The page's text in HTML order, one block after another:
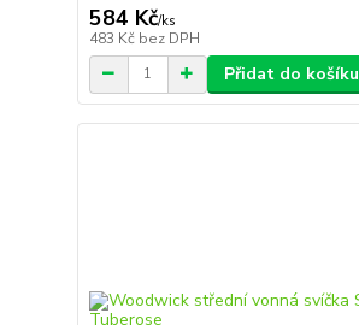
584 Kč/ks
483 Kč bez DPH
Přidat do košíku